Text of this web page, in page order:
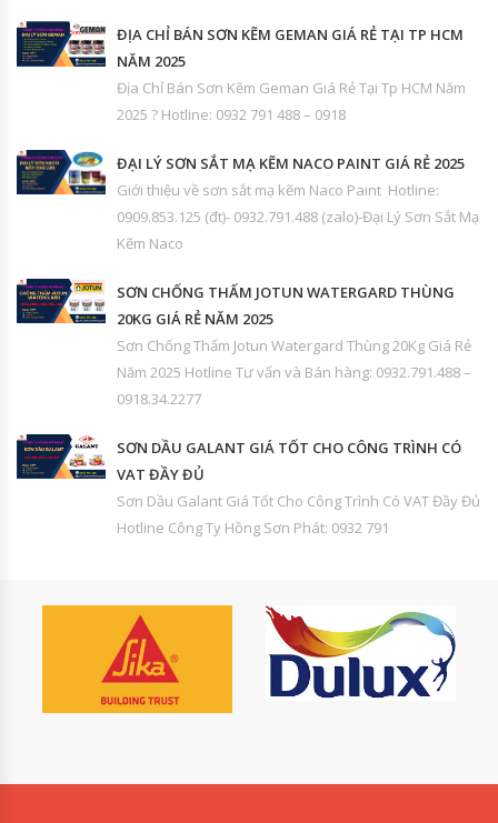
ĐỊA CHỈ BÁN SƠN KẼM GEMAN GIÁ RẺ TẠI TP HCM
NĂM 2025
Địa Chỉ Bán Sơn Kẽm Geman Giá Rẻ Tại Tp HCM Năm
2025 ? Hotline: 0932 791 488 – 0918
ĐẠI LÝ SƠN SẮT MẠ KẼM NACO PAINT GIÁ RẺ 2025
Giới thiệu về sơn sắt mạ kẽm Naco Paint Hotline:
0909.853.125 (đt)- 0932.791.488 (zalo)-Đại Lý Sơn Sắt Mạ
Kẽm Naco
SƠN CHỐNG THẤM JOTUN WATERGARD THÙNG
20KG GIÁ RẺ NĂM 2025
Sơn Chống Thấm Jotun Watergard Thùng 20Kg Giá Rẻ
Năm 2025 Hotline Tư vấn và Bán hàng: 0932.791.488 –
0918.34.2277
SƠN DẦU GALANT GIÁ TỐT CHO CÔNG TRÌNH CÓ
VAT ĐẦY ĐỦ
Sơn Dầu Galant Giá Tốt Cho Công Trình Có VAT Đầy Đủ
Hotline Công Ty Hồng Sơn Phát: 0932 791